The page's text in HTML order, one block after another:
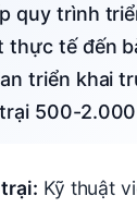
thực tế đến
triển khai
500-
Kỹ thuật